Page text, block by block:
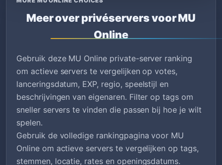
Meer over privéservers voor MU
Online
Gebruik deze MU Online private-server ranking
om actieve servers te vergelijken op votes,
lanceringsdatum, EXP, regio, speelstijl en
beschrijvingen van eigenaren. Filter op tags om
sneller servers te vinden die passen bij hoe je wilt
spelen.
Gebruik de volledige rankingpagina voor MU
Online om actieve servers te vergelijken op tags,
stemmen, locatie, rates en openingsdatums.